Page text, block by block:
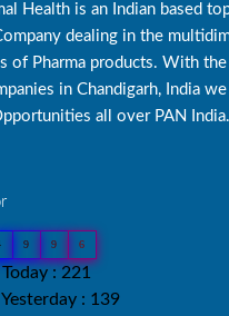
Health is an Indian based
dealing in the
of Pharma products. With
in Chandigarh, India
all over PAN India.
9 9 6
: 221
: 139